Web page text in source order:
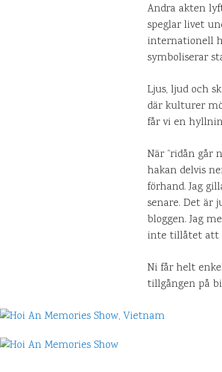
Andra akten
speglar livet
internationell
symboliserar
Ljus, ljud och
där kulturer
får vi en
När ”ridån går
hakan delvis
förhand. Jag
senare. Det är
bloggen. Jag
inte tillåtet att
Ni får helt
tillgången på